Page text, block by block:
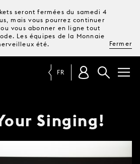
seront fermées du samedi 4
mais vous pourrez continuer
vous abonner en ligne tout
Les équipes de la Monnaie
été.
Fermer
FR
Singing!